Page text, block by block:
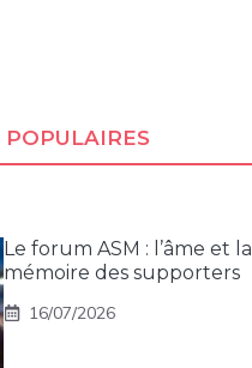
POPULAIRES
Le forum ASM : l’âme et la
mémoire des supporters
16/07/2026